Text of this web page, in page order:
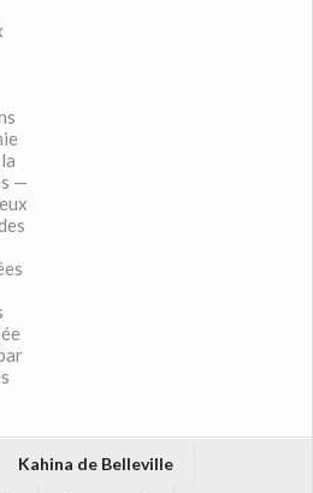
—
Kahina de Belleville